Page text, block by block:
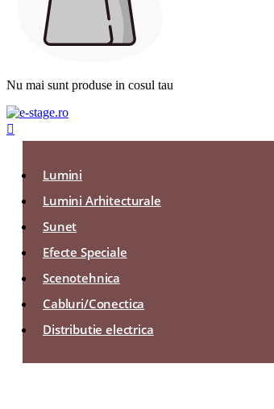
Nu mai sunt produse in cosul tau

Lumini
Lumini Arhitecturale
Sunet
Efecte Speciale
Scenotehnica
Cabluri/Conectica
Distributie electrica